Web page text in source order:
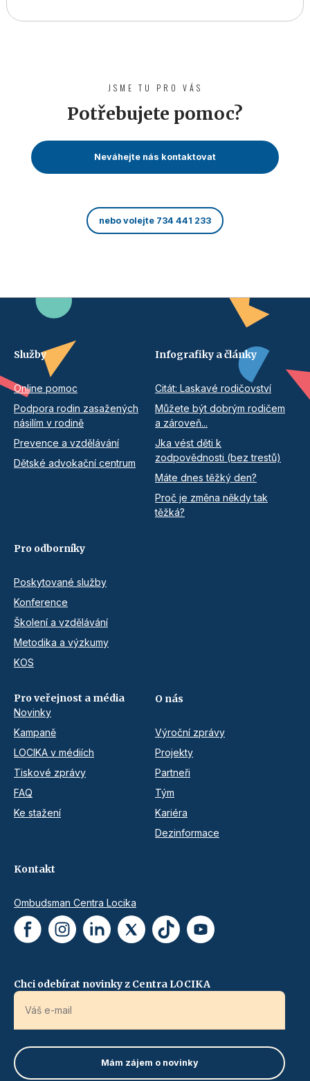
JSME TU PRO VÁS
Potřebujete pomoc?
Neváhejte nás kontaktovat
nebo volejte 734 441 233
Služby
Online pomoc
Podpora rodin zasažených
násilím v rodině
Prevence a vzdělávání
Dětské advokační centrum
Infografiky a články
Citát: Laskavé rodičovství
Můžete být dobrým rodičem
a zároveň...
Jka vést děti k
zodpovědnosti (bez trestů)
Máte dnes těžký den?
Proč je změna někdy tak
těžká?
Pro odborníky
Poskytované služby
Konference
Školení a vzdělávání
Metodika a výzkumy
KOS
Pro veřejnost a média
Novinky
Kampaně
LOCIKA v médiích
Tiskové zprávy
FAQ
Ke stažení
O nás
Výroční zprávy
Projekty
Partneři
Tým
Kariéra
Dezinformace
Kontakt
Ombudsman Centra Locika
Chci odebírat novinky z Centra LOCIKA